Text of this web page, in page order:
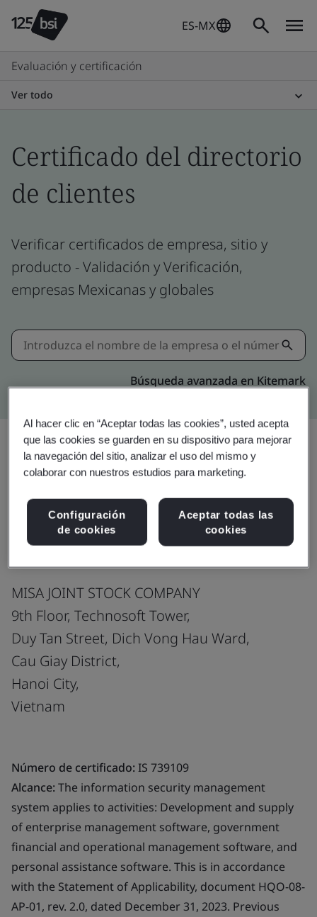
ES-MX
Evaluación y certificación
Ver todo
Certificado del directorio
de clientes
Verificar certificados de empresa, sitio y
producto - Validación y Verificación,
empresas Mexicanas y globales
Búsqueda avanzada en Kitemark
Compartir:
ISO/IEC 27001:2022
MISA JOINT STOCK COMPANY
9th Floor, Technosoft Tower,
Duy Tan Street, Dich Vong Hau Ward,
Cau Giay District,
Hanoi City,
Vietnam
Número de certificado:IS 739109
Alcance:The information security management
system applies to activities: Development and supply
of enterprise management software, government
financial and operational management software, and
personal assistance software. This is in accordance
with the Statement of Applicability, document HQO-08-
AP-01, rev. 2.0, dated December 31, 2023. Previous
Al hacer clic en “Aceptar todas las cookies”, usted acepta
que las cookies se guarden en su dispositivo para mejorar
la navegación del sitio, analizar el uso del mismo y
colaborar con nuestros estudios para marketing.
Configuración
de cookies
Aceptar todas las
cookies